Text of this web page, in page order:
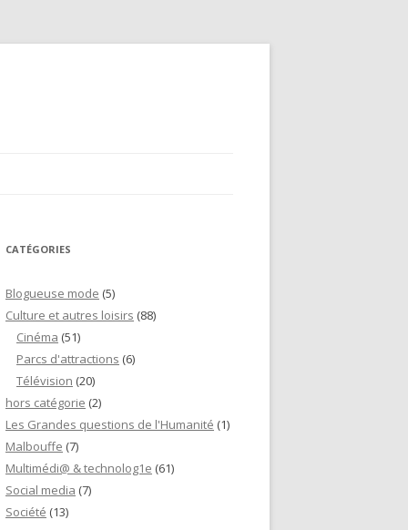
CATÉGORIES
Blogueuse mode (5)
Culture et autres loisirs (88)
Cinéma (51)
Parcs d'attractions (6)
Télévision (20)
hors catégorie (2)
Les Grandes questions de l'Humanité (1)
Malbouffe (7)
Multimédi@ & technolog1e (61)
Social media (7)
Société (13)